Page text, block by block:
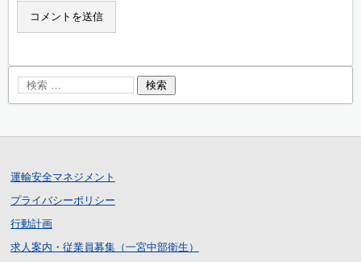
運輸安全マネジメント
プライバシーポリシー
行動計画
求人案内・従業員募集（一宮中部衛生）